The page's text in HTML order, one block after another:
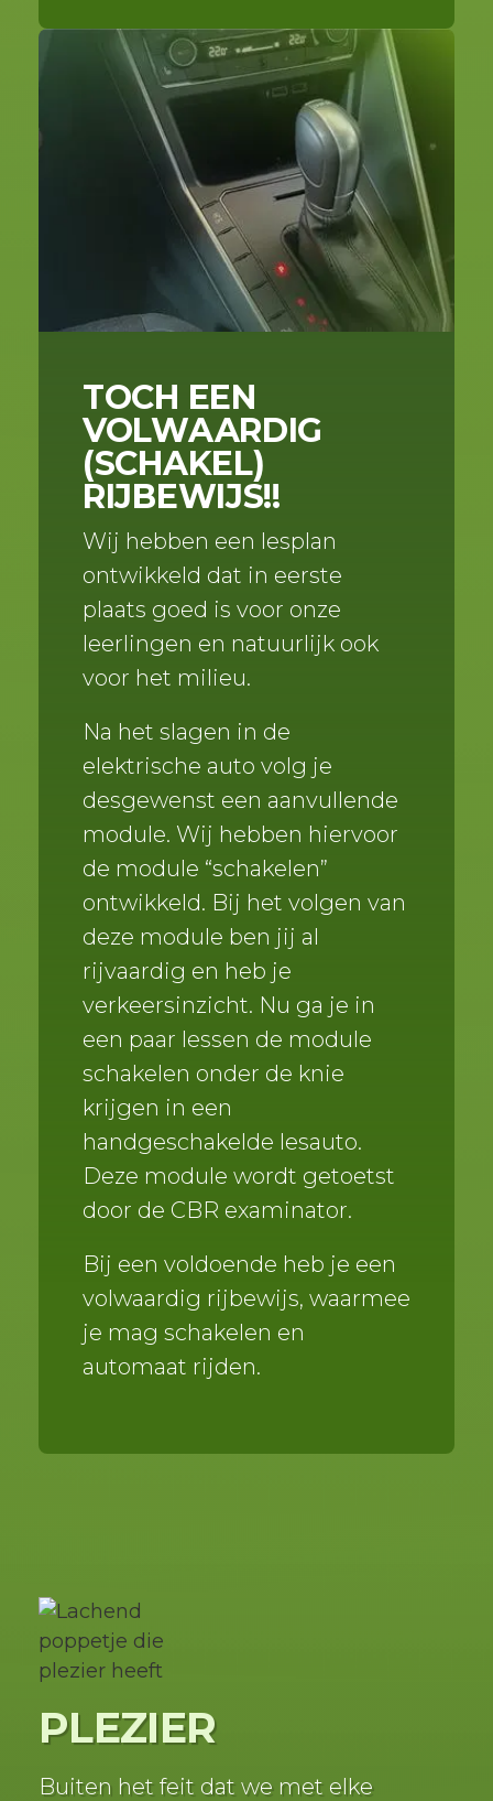
TOCH EEN
VOLWAARDIG
(SCHAKEL)
RIJBEWIJS!!
Wij hebben een lesplan
ontwikkeld dat in eerste
plaats goed is voor onze
leerlingen en natuurlijk ook
voor het milieu.
Na het slagen in de
elektrische auto volg je
desgewenst een aanvullende
module. Wij hebben hiervoor
de module “schakelen”
ontwikkeld. Bij het volgen van
deze module ben jij al
rijvaardig en heb je
verkeersinzicht. Nu ga je in
een paar lessen de module
schakelen onder de knie
krijgen in een
handgeschakelde lesauto.
Deze module wordt getoetst
door de CBR examinator.
Bij een voldoende heb je een
volwaardig rijbewijs, waarmee
je mag schakelen en
automaat rijden.
PLEZIER
Buiten het feit dat we met elke